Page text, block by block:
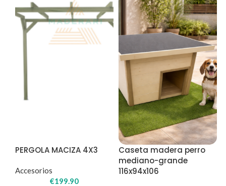
PERGOLA MACIZA 4X3
Accesorios
€199.90
Caseta madera perro
mediano-grande
116x94x106